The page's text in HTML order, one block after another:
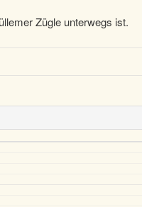
Zügle unterwegs ist.